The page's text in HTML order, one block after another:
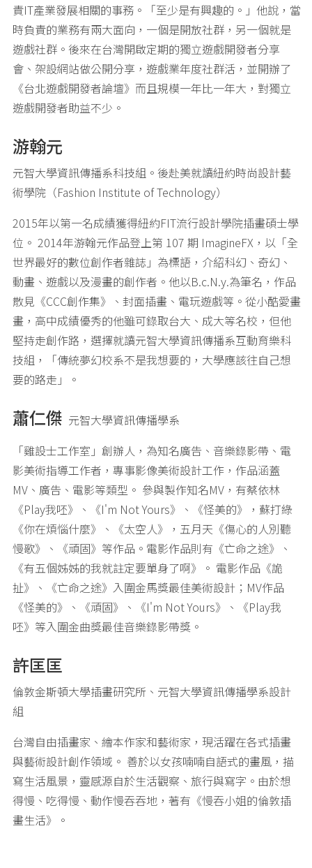
責IT產業發展相關的事務。「至少是有興趣的。」他說，當
時負責的業務有兩大面向，一個是開放社群，另一個就是
遊戲社群。後來在台灣開啟定期的獨立遊戲開發者分享
會、架設網站做公開分享，遊戲業年度社群活，並開辦了
《台北遊戲開發者論壇》而且規模一年比一年大，對獨立
遊戲開發者助益不少。
游翰元
元智大學資訊傳播系科技組。後赴美就讀紐約時尚設計藝
術學院（Fashion Institute of Technology）
2015年以第一名成績獲得紐約FIT流行設計學院插畫碩士學
位。 2014年游翰元作品登上第 107 期 ImagineFX，以「全
世界最好的數位創作者雜誌」為標語，介紹科幻、奇幻、
動畫、遊戲以及漫畫的創作者。他以B.c.N.y.為筆名，作品
散見《CCC創作集》、封面插畫、電玩遊戲等。從小酷愛畫
畫，高中成績優秀的他雖可錄取台大、成大等名校，但他
堅持走創作路，選擇就讀元智大學資訊傳播系互動育樂科
技組，「傳統夢幻校系不是我想要的，大學應該往自己想
要的路走」。
蕭仁傑 元智大學資訊傳播學系
「雞設士工作室」創辦人，為知名廣告、音樂錄影帶、電
影美術指導工作者，專事影像美術設計工作，作品涵蓋
MV、廣告、電影等類型。 參與製作知名MV，有蔡依林
《Play我呸》、《I'm Not Yours》、《怪美的》，蘇打綠
《你在煩惱什麼》、《太空人》，五月天《傷心的人別聽
慢歌》、《頑固》等作品。電影作品則有《亡命之途》、
《有五個姊姊的我就註定要單身了啊》。 電影作品《詭
扯》、《亡命之途》入圍金馬獎最佳美術設計；MV作品
《怪美的》、《頑固》、《I'm Not Yours》、《Play我
呸》等入圍金曲獎最佳音樂錄影帶獎。
許匡匡
倫敦金斯頓大學插畫研究所、元智大學資訊傳播學系設計
組
台灣自由插畫家、繪本作家和藝術家，現活躍在各式插畫
與藝術設計創作領域。 善於以女孩喃喃自語式的畫風，描
寫生活風景，靈感源自於生活觀察、旅行與寫字。由於想
得慢、吃得慢、動作慢吞吞地，著有《慢吞小姐的倫敦插
畫生活》。